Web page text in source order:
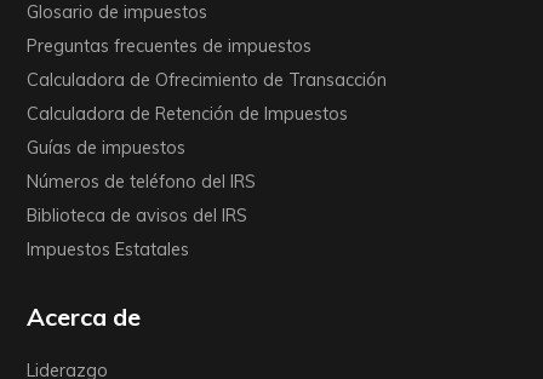
Glosario de impuestos
Preguntas frecuentes de impuestos
Calculadora de Ofrecimiento de Transacción
Calculadora de Retención de Impuestos
Guías de impuestos
Números de teléfono del IRS
Biblioteca de avisos del IRS
Impuestos Estatales
Acerca de
Liderazgo